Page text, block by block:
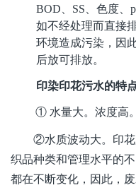
BOD、SS、色度、
如不经处理而直接
环境造成污染，因
后放可排放。
印染印花污水的特
① 水量大。浓度高
②水质波动大。印
织品种类和管理水平的
都在不断变化，因此，